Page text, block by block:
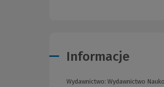
Informacje
Wydawnictwo: Wydawnictwo